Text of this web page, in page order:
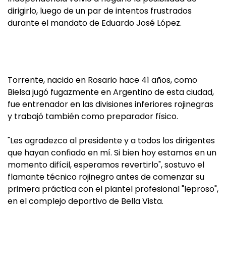
dirigirlo, luego de un par de intentos frustrados
durante el mandato de Eduardo José López.
Torrente, nacido en Rosario hace 41 años, como
Bielsa jugó fugazmente en Argentino de esta ciudad,
fue entrenador en las divisiones inferiores rojinegras
y trabajó también como preparador físico.
"Les agradezco al presidente y a todos los dirigentes
que hayan confiado en mí. Si bien hoy estamos en un
momento difícil, esperamos revertirlo", sostuvo el
flamante técnico rojinegro antes de comenzar su
primera práctica con el plantel profesional "leproso",
en el complejo deportivo de Bella Vista.